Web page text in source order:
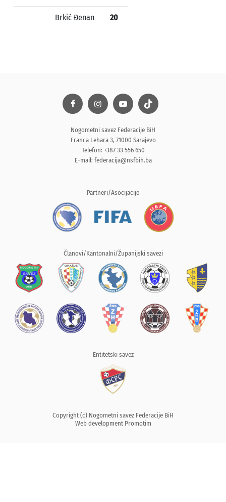
Brkić Đenan 20
Nogometni savez Federacije BiH
Franca Lehara 3, 71000 Sarajevo
Telefon: +387 33 556 650
E-mail: federacija@nsfbih.ba
Partneri/Asocijacije
Članovi/Kantonalni/Županijski savezi
Entitetski savez
Copyright (c) Nogometni savez Federacije BiH
Web development Promotim